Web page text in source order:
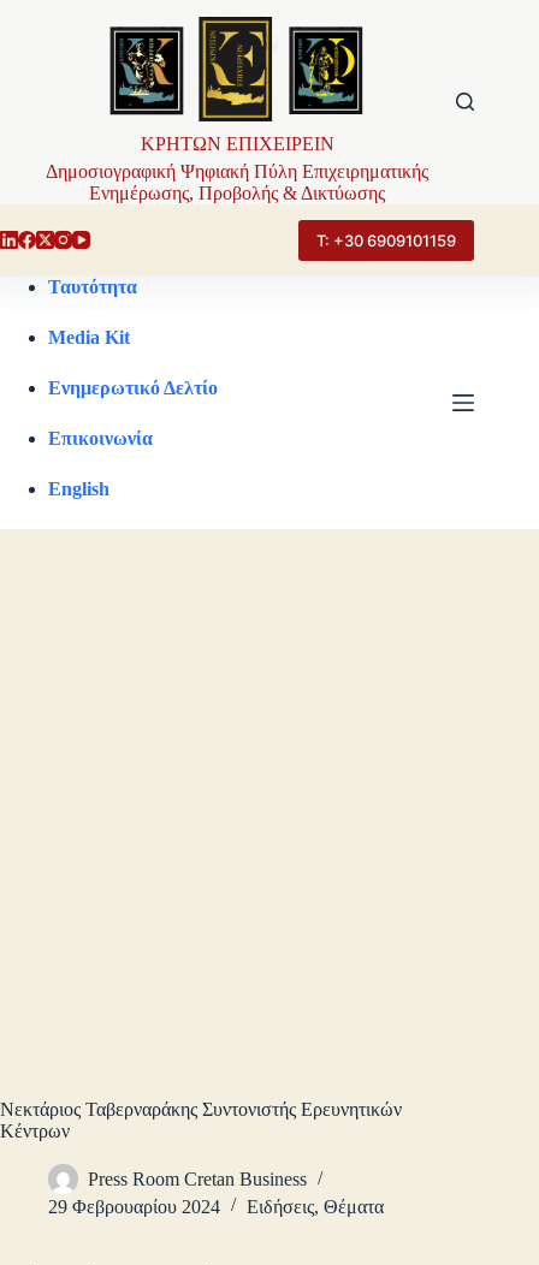
ΚΡΗΤΩΝ ΕΠΙΧΕΙΡΕΙΝ
Δημοσιογραφική Ψηφιακή Πύλη Επιχειρηματικής
Ενημέρωσης, Προβολής & Δικτύωσης
Τ: +30 6909101159
Ταυτότητα
Media Kit
Ενημερωτικό Δελτίο
Επικοινωνία
English
Νεκτάριος Ταβερναράκης Συντονιστής Ερευνητικών
Κέντρων
Press Room Cretan Business
29 Φεβρουαρίου 2024
Ειδήσεις, Θέματα